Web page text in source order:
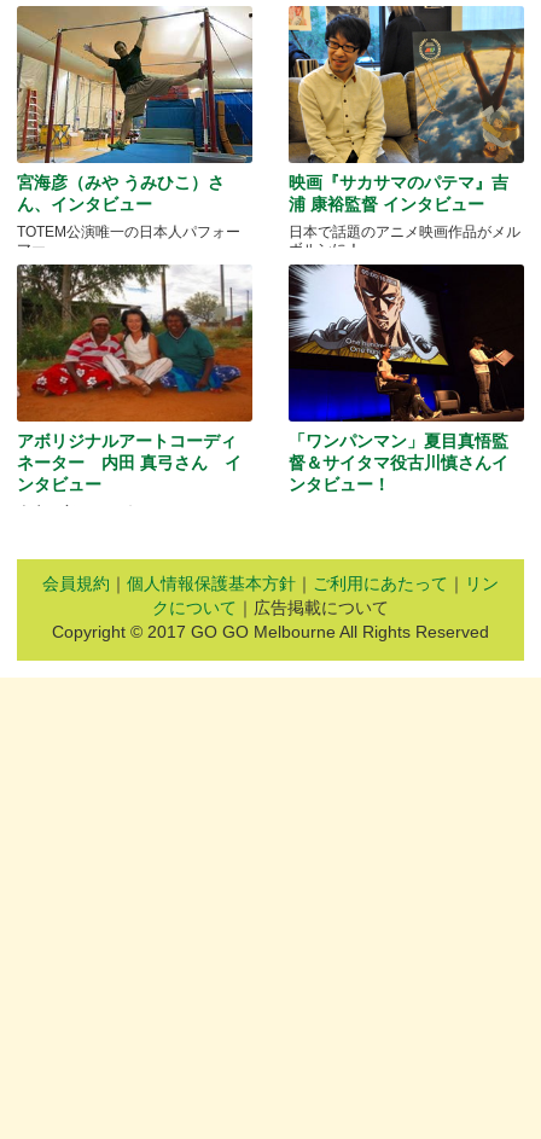
宮海彦（みや うみひこ）さ
ん、インタビュー
TOTEM公演唯一の日本人パフォー
マー
映画『サカサマのパテマ』吉
浦 康裕監督 インタビュー
日本で話題のアニメ映画作品がメル
ボルンに！
アボリジナルアートコーディ
ネーター 内田 真弓さん イ
ンタビュー
「ワンパンマン」夏目真悟監
督＆サイタマ役古川慎さんイ
ンタビュー！
会員規約 ｜ 個人情報保護基本方針 ｜ ご利用にあたって ｜ リン
クについて ｜広告掲載について
Copyright © 2017 GO GO Melbourne All Rights Reserved